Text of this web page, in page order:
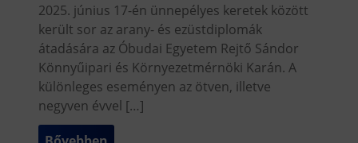
2025. június 17-én ünnepélyes keretek között
került sor az arany- és ezüstdiplomák
átadására az Óbudai Egyetem Rejtő Sándor
Könnyűipari és Környezetmérnöki Karán. A
különleges eseményen az ötven, illetve
negyven évvel […]